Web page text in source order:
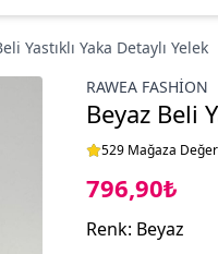
Yastıklı Yaka Detaylı Yelek
RAWEA FASHİON
Beyaz Beli
529 Mağaza
796,90₺
Renk: Beyaz